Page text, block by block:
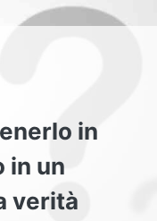
in
in un
verità